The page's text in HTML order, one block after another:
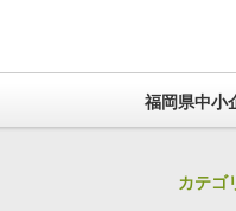
福岡県中小
カテゴ